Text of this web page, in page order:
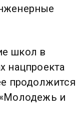
школ в
нацпроекта
продолжится
и